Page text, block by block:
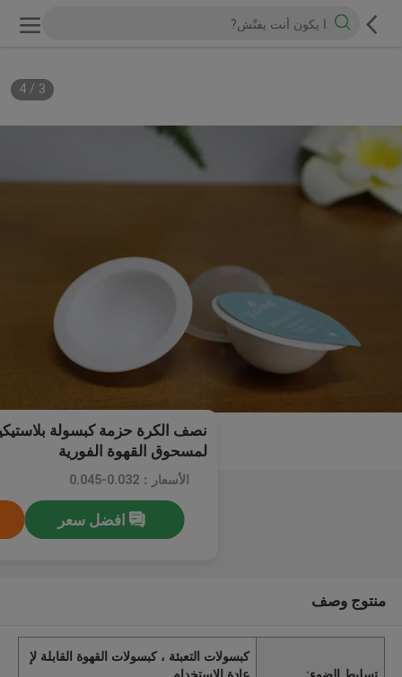
3
/
4
نصف الكرة حزمة كبسولة
لمسحوق القهوة الفورية
الأسعار：0.032-0.045
افضل سعر
منتوج وصف
تسليط الضوء:
كبسولات التعبئة ، كبسولات القهوة القابلة لإ
عادة الاستخدام